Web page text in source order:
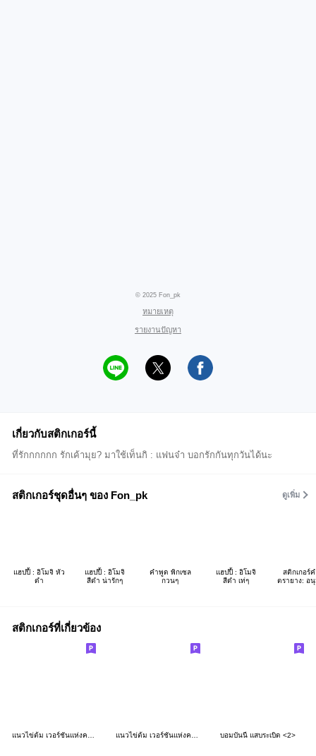
© 2025 Fon_pk
หมายเหตุ
รายงานปัญหา
เกี่ยวกับสติกเกอร์นี้
ที่รักกกกกก รักเค้ามุย? มาใช้เท็นกิ : แฟนจ๋า บอกรักกันทุกวันได้นะ
สติกเกอร์ชุดอื่นๆ ของ Fon_pk ดูเพิ่ม
แฮปปี้ : อิโมจิ หัว
ดำ
แฮปปี้ : อิโมจิ
สีดำ น่ารักๆ
คำพูด พิกเซล
กวนๆ
แฮปปี้ : อิโมจิ
สีดำ เท่ๆ
สติกเกอร์
ตรายาง: อ
สติกเกอร์ที่เกี่ยวข้อง
แนวไข่ต้ม เวอร์ชันแห่งความรัก 2 แนวไข่ต้ม เวอร์ชันแห่งความรัก บอมบันนี่ แสบระเบิด <2>